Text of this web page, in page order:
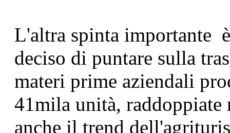
L'altra spinta importante
deciso di puntare sulla
materi prime aziendali
41mila unità,
anche il trend